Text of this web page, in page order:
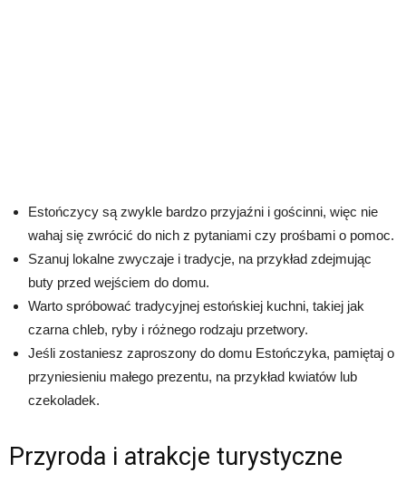
Estończycy są zwykle bardzo przyjaźni i gościnni, więc nie
wahaj się zwrócić do nich z pytaniami czy prośbami o pomoc.
Szanuj lokalne zwyczaje i tradycje, na przykład zdejmując
buty przed wejściem do domu.
Warto spróbować tradycyjnej estońskiej kuchni, takiej jak
czarna chleb, ryby i różnego rodzaju przetwory.
Jeśli zostaniesz zaproszony do domu Estończyka, pamiętaj o
przyniesieniu małego prezentu, na przykład kwiatów lub
czekoladek.
Przyroda i atrakcje turystyczne